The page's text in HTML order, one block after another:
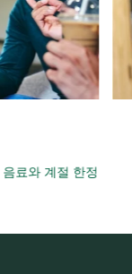
음료와 계절 한정